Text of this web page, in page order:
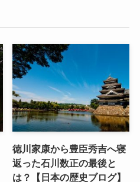
徳川家康から豊臣秀吉へ寝
返った石川数正の最後と
は？【日本の歴史ブログ】